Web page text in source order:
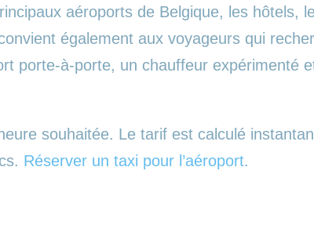
aéroports de Belgique, les hôtels,
également aux voyageurs qui
porte-à-porte, un chauffeur expérimenté
souhaitée. Le tarif est calculé
Réserver un taxi pour l’aéroport.